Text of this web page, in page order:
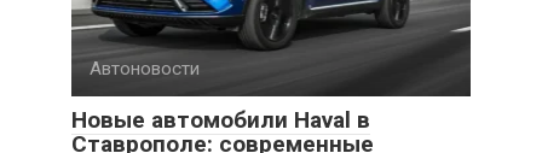
Автоновости
Новые автомобили Haval в
Ставрополе: современные